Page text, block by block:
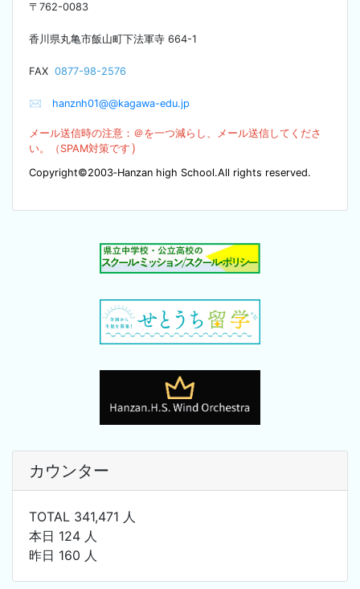
〒 762-0083
香川県丸亀市飯山町下法軍寺 664-1
FAX 0877-98-2576
✉ hanznh01@@kagawa-edu.jp
メール送信時の注意：＠を一つ減らし、メール送信してくださ
い。（SPAM対策です ）
Copyright©2003‐Hanzan high School.All rights reserved.
カウンター
TOTAL 341,471 人
本日 124 人
昨日 160 人